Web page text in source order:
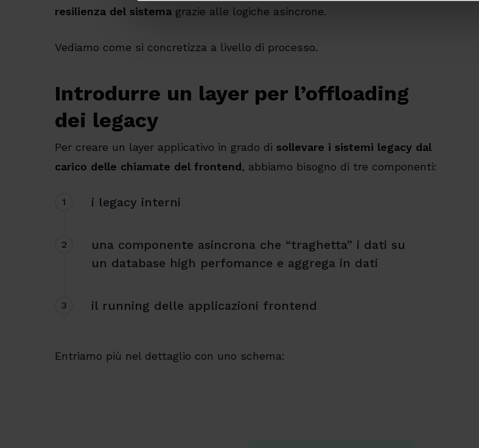
resilienza del sistema grazie alle logiche asincrone.
Vediamo come si concretizza a livello di processo.
Introdurre un layer per l’offloading
dei legacy
Per creare un layer applicativo in grado disollevare i sistemi legacy dal
carico delle chiamate del frontend, abbiamo bisogno di tre componenti:
1 i legacy interni
2
una componente asincrona che “traghetta” i dati su
un database high perfomance e aggrega in dati
3 il running delle applicazioni frontend
Entriamo più nel dettaglio con uno schema: